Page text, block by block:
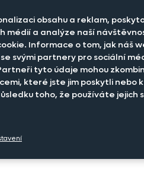
obsahu a reklam,
médií a analýze naší
Informace o tom, jak náš
svými partnery pro sociální
tyto údaje mohou
které jste jim poskytli nebo
toho, že používáte jejich